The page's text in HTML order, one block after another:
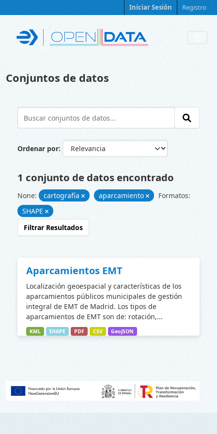
Iniciar Sesión Registro
Conjuntos de datos
Ordenar por
1 conjunto de datos encontrado
None: cartografía aparcamiento
Formatos:
SHAPE
Filtrar Resultados
Aparcamientos EMT
Localización geoespacial y características de los
aparcamientos públicos municipales de gestión
integral de EMT de Madrid. Los tipos de
aparcamientos de EMT son de: rotación,...
KML SHAPE PDF CSV GeoJSON